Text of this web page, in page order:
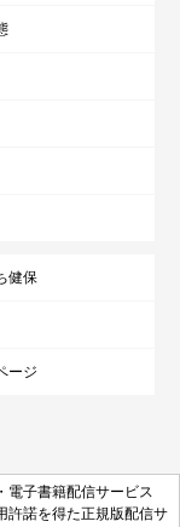
に支えられ
健保
ージ
電子書籍配信サービス
許諾を得た正規版配信サ